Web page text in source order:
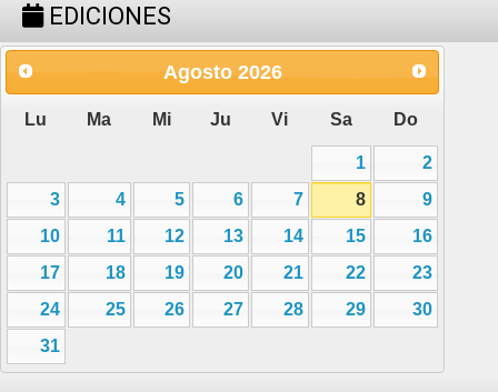
EDICIONES
Agosto 2026
Lu Ma Mi Ju Vi Sa Do
1
2
3
4 5 6 7 8
9
10
11 12 13 14 15
16
17
18 19 20 21 22
23
24
25 26 27 28 29
30
31